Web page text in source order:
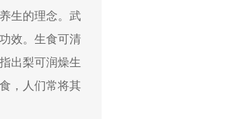
生的理念。武
效。生食可清
出梨可润燥生
，人们常将其